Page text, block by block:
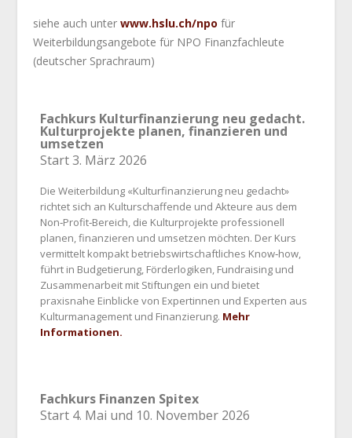
siehe auch unterwww.hslu.ch/npo für
Weiterbildungsangebote für NPO Finanzfachleute
(deutscher Sprachraum)
Fachkurs Kulturfinanzierung neu gedacht.
Kulturprojekte planen, finanzieren und
umsetzen
Start 3. März 2026
Die Weiterbildung «Kulturfinanzierung neu gedacht»
richtet sich an Kulturschaffende und Akteure aus dem
Non‑Profit‑Bereich, die Kulturprojekte professionell
planen, finanzieren und umsetzen möchten. Der Kurs
vermittelt kompakt betriebswirtschaftliches Know‑how,
führt in Budgetierung, Förderlogiken, Fundraising und
Zusammenarbeit mit Stiftungen ein und bietet
praxisnahe Einblicke von Expertinnen und Experten aus
Kulturmanagement und Finanzierung. Mehr
Informationen.
Fachkurs Finanzen Spitex
Start 4. Mai und 10. November 2026